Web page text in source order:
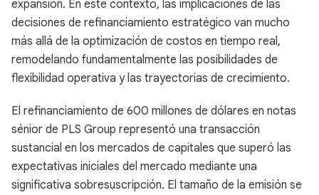
expansión. En este contexto, las implicaciones de las
decisiones de refinanciamiento estratégico van mucho
más allá de la optimización de costos en tiempo real,
remodelando fundamentalmente las posibilidades de
flexibilidad operativa y las trayectorias de crecimiento.
El refinanciamiento de 600 millones de dólares en notas
sénior de PLS Group representó una transacción
sustancial en los mercados de capitales que superó las
expectativas iniciales del mercado mediante una
significativa sobresuscripción. El tamaño de la emisión se